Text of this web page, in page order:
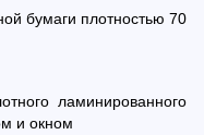
бумаги плотностью 70
ламинированного
и окном